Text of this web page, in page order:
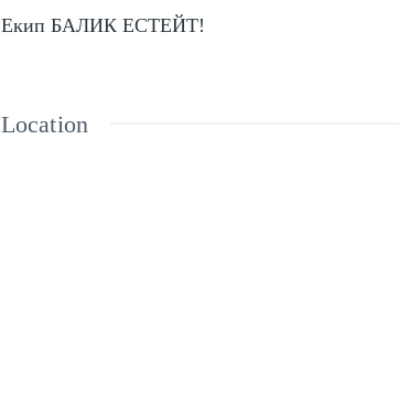
Екип БАЛИК ЕСТЕЙТ!
Location